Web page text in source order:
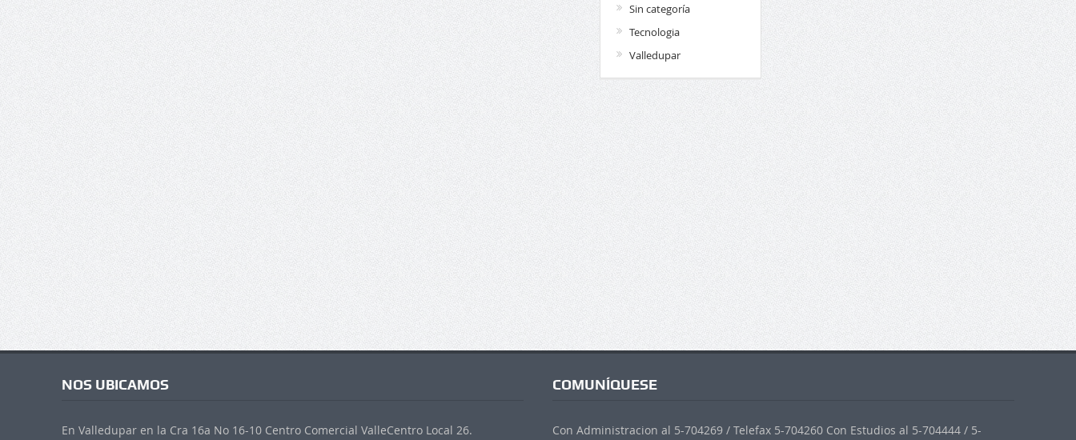
Sin categoría
Tecnologia
Valledupar
NOS UBICAMOS
En Valledupar en la Cra 16a No 16-10 Centro Comercial ValleCentro Local 26.
COMUNÍQUESE
Con Administracion al 5-704269 / Telefax 5-704260 Con Estudios al 5-704444 / 5-